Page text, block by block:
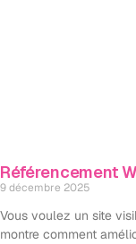
Référencement
9 décembre 2025
Vous voulez un site
montre comment